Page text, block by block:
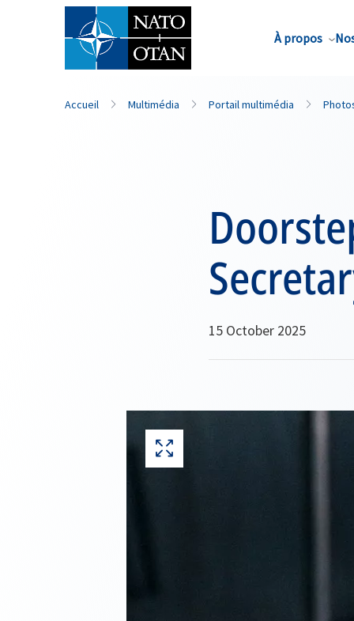
À propos
Nom de famille*
Accueil Multimédia Portail multimédia
15 October 2025